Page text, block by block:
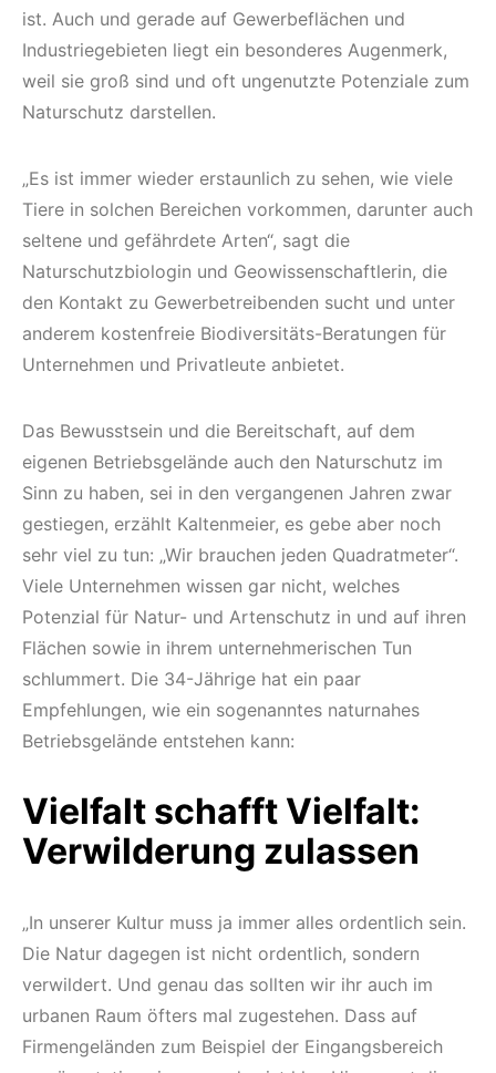
ist. Auch und gerade auf Gewerbeflächen und
Industriegebieten liegt ein besonderes Augenmerk,
weil sie groß sind und oft ungenutzte Potenziale zum
Naturschutz darstellen.
„Es ist immer wieder erstaunlich zu sehen, wie viele
Tiere in solchen Bereichen vorkommen, darunter auch
seltene und gefährdete Arten“, sagt die
Naturschutzbiologin und Geowissenschaftlerin, die
den Kontakt zu Gewerbetreibenden sucht und unter
anderem kostenfreie Biodiversitäts-Beratungen für
Unternehmen und Privatleute anbietet.
Das Bewusstsein und die Bereitschaft, auf dem
eigenen Betriebsgelände auch den Naturschutz im
Sinn zu haben, sei in den vergangenen Jahren zwar
gestiegen, erzählt Kaltenmeier, es gebe aber noch
sehr viel zu tun: „Wir brauchen jeden Quadratmeter“.
Viele Unternehmen wissen gar nicht, welches
Potenzial für Natur- und Artenschutz in und auf ihren
Flächen sowie in ihrem unternehmerischen Tun
schlummert. Die 34-Jährige hat ein paar
Empfehlungen, wie ein sogenanntes naturnahes
Betriebsgelände entstehen kann:
Vielfalt schafft Vielfalt:
Verwilderung zulassen
„In unserer Kultur muss ja immer alles ordentlich sein.
Die Natur dagegen ist nicht ordentlich, sondern
verwildert. Und genau das sollten wir ihr auch im
urbanen Raum öfters mal zugestehen. Dass auf
Firmengeländen zum Beispiel der Eingangsbereich